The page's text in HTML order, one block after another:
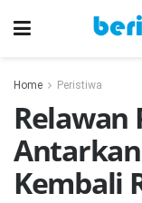
Home Peristiwa
Relawan
Kembali